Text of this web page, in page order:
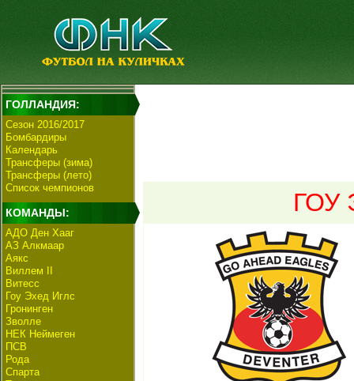
ГОЛЛАНДИЯ:
Сезон 2016/2017
Бомбардиры
Календарь
Трансферы (зима)
Трансферы (лето)
Список чемпионов
КОМАНДЫ:
АДО Ден Хааг
АЗ Алкмаар
Аякс
Виллем II
Витесс
Гоу Эхед Иглс
Гронинген
Зволле
НЕК Неймеген
ПСВ
Рода
Спарта
ГОУ